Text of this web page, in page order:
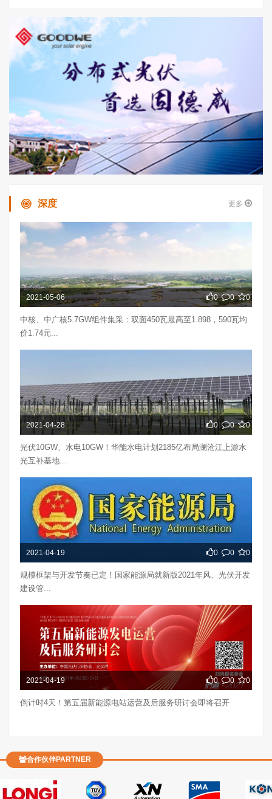
深度 更多
2021-05-06 0 0 0
中核、中广核5.7GW组件集采：双面450瓦最高至1.898，590瓦均
价1.74元...
2021-04-28 0 0 0
光伏10GW、水电10GW！华能水电计划2185亿布局澜沧江上游水
光互补基地...
2021-04-19 0 0 0
规模框架与开发节奏已定！国家能源局就新版2021年风、光伏开发
建设管...
2021-04-19 0 0 0
倒计时4天！第五届新能源电站运营及后服务研讨会即将召开
合作伙伴PARTNER